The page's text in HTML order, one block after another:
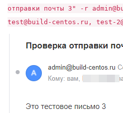
отправки почты 3" -r
test@build-centos.ru, test-